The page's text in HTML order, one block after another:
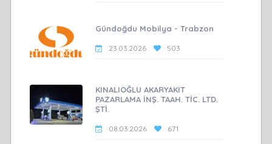
Gündoğdu Mobilya - Trabzon
23.03.2026 503
KINALIOĞLU AKARYAKIT
PAZARLAMA İNŞ. TAAH. TİC. LTD.
ŞTİ.
08.03.2026 671